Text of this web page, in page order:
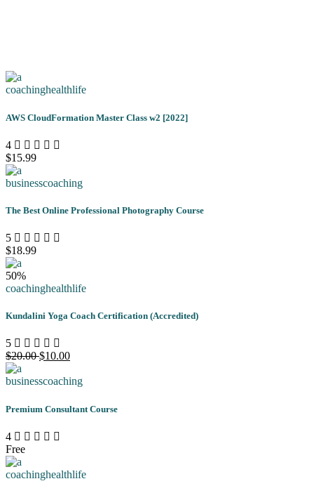
coachinghealthlife
AWS CloudFormation Master Class w2 [2022]
4
$15.99
businesscoaching
The Best Online Professional Photography Course
5
$18.99
50%
coachinghealthlife
Kundalini Yoga Coach Certification (Accredited)
5
$20.00$10.00
businesscoaching
Premium Consultant Course
4
Free
coachinghealthlife